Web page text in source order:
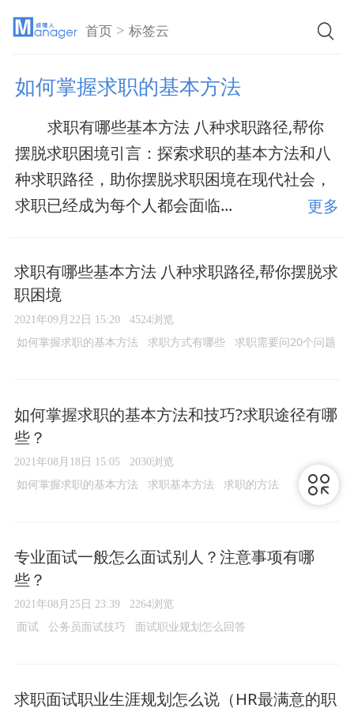
首页 >标签云
如何掌握求职的基本方法
求职有哪些基本方法 八种求职路径,帮你
摆脱求职困境引言：探索求职的基本方法和八
种求职路径，助你摆脱求职困境在现代社会，
求职已经成为每个人都会面临...
更多
求职有哪些基本方法 八种求职路径,帮你摆脱求
职困境
2021年09月22日 15:20 4524浏览
如何掌握求职的基本方法 求职方式有哪些 求职需要问20个问题
如何掌握求职的基本方法和技巧?求职途径有哪
些？
2021年08月18日 15:05 2030浏览
如何掌握求职的基本方法 求职基本方法 求职的方法
专业面试一般怎么面试别人？注意事项有哪
些？
2021年08月25日 23:39 2264浏览
面试 公务员面试技巧 面试职业规划怎么回答
求职面试职业生涯规划怎么说（HR最满意的职